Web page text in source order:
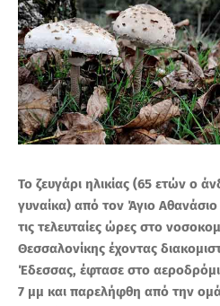
Το ζευγάρι ηλικίας (65 ετών ο
γυναίκα) από τον Άγιο
τις τελευταίες ώρες στο
Θεσσαλονίκης έχοντας
Έδεσσας, έφτασε στο
7 μμ και παρελήφθη από την